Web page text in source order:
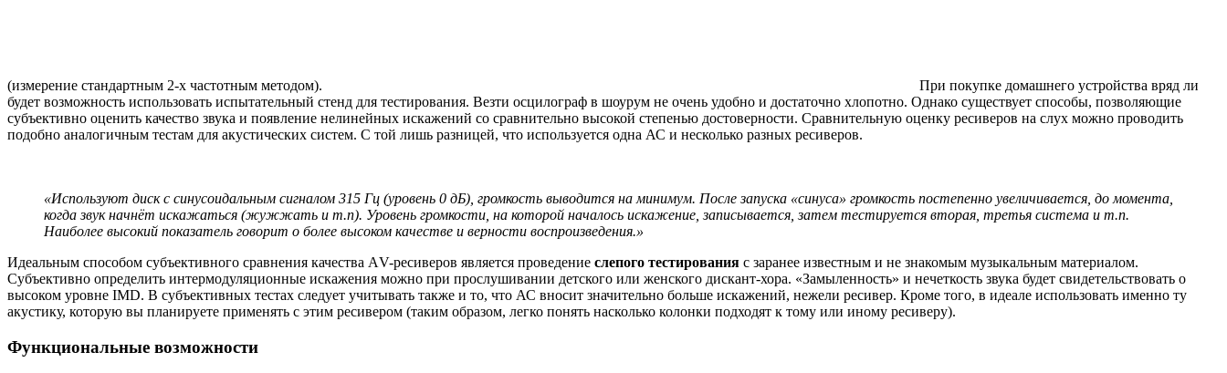
(измерение стандартным 2-х частотным методом).
При покупке домашнего устройства вряд ли
будет возможность использовать испытательный стенд для тестирования. Везти осцилограф в шоурум не очень удобно и достаточно хлопотно. Однако существует способы, позволяющие
субъективно оценить качество звука и появление нелинейных искажений со сравнительно высокой степенью достоверности. Сравнительную оценку ресиверов на слух можно проводить
подобно аналогичным тестам для акустических систем. С той лишь разницей, что используется одна АС и несколько разных ресиверов.
«Используют диск с синусоидальным сигналом 315 Гц (уровень 0 дБ), громкость выводится на минимум. После запуска «синуса» громкость постепенно увеличивается, до момента,
когда звук начнёт искажаться (жужжать и т.п). Уровень громкости, на которой началось искажение, записывается, затем тестируется вторая, третья система и т.п.
Наиболее высокий показатель говорит о более высоком качестве и верности воспроизведения.»
Идеальным способом субъективного сравнения качества АV-ресиверов является проведение слепого тестирования с заранее известным и не знакомым музыкальным материалом.
Субъективно определить интермодуляционные искажения можно при прослушивании детского или женского дискант-хора. «Замыленность» и нечеткость звука будет свидетельствовать о
высоком уровне IMD. В субъективных тестах следует учитывать также и то, что АС вносит значительно больше искажений, нежели ресивер. Кроме того, в идеале использовать именно ту
акустику, которую вы планируете применять с этим ресивером (таким образом, легко понять насколько колонки подходят к тому или иному ресиверу).
Функциональные возможности